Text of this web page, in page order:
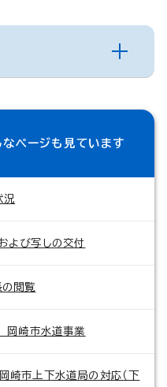
なページも見ています
況
よび写しの交付
の閲覧
岡崎市水道事業
崎市上下水道局の対応（下